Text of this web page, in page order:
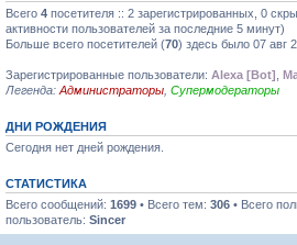
Всего 4 посетителя :: 2 зарегистрированных, 0
активности пользователей за последние 5 минут)
Больше всего посетителей (70) здесь было 07 авг
Зарегистрированные пользователи: Alexa [Bot]
Легенда: Администраторы Супермодераторы
ДНИ РОЖДЕНИЯ
Сегодня нет дней рождения.
СТАТИСТИКА
Всего сообщений: 1699 • Всего тем: 306 • Всего
пользователь: Sincer